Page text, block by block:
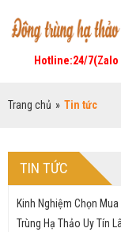
Hotline:24/7(Zalo
Trang chủ » Tin tức
TIN TỨC
Kinh Nghiệm Chọn
Trùng Hạ Thảo Uy Tín